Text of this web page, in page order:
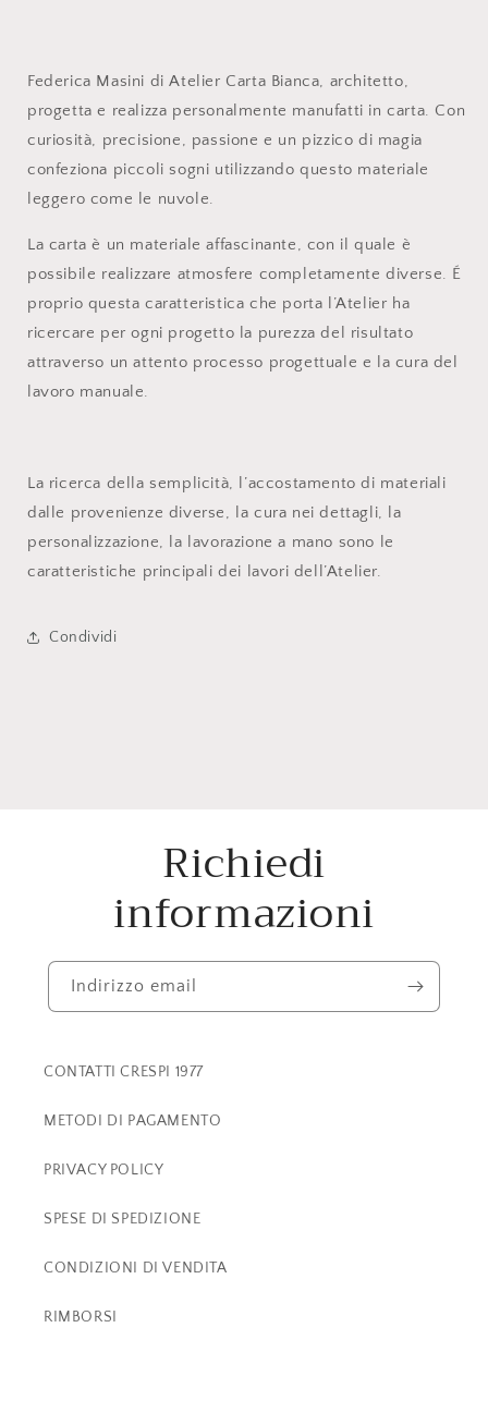
Federica Masini di Atelier Carta Bianca, architetto,
progetta e realizza personalmente manufatti in carta. Con
curiosità, precisione, passione e un pizzico di magia
confeziona piccoli sogni utilizzando questo materiale
leggero come le nuvole.
La carta è un materiale affascinante, con il quale è
possibile realizzare atmosfere completamente diverse. É
proprio questa caratteristica che porta l’Atelier ha
ricercare per ogni progetto la purezza del risultato
attraverso un attento processo progettuale e la cura del
lavoro manuale.
La ricerca della semplicità, l’accostamento di materiali
dalle provenienze diverse, la cura nei dettagli, la
personalizzazione, la lavorazione a mano sono le
caratteristiche principali dei lavori dell’Atelier.
Condividi
Richiedi
informazioni
Indirizzo email
CONTATTI CRESPI 1977
METODI DI PAGAMENTO
PRIVACY POLICY
SPESE DI SPEDIZIONE
CONDIZIONI DI VENDITA
RIMBORSI